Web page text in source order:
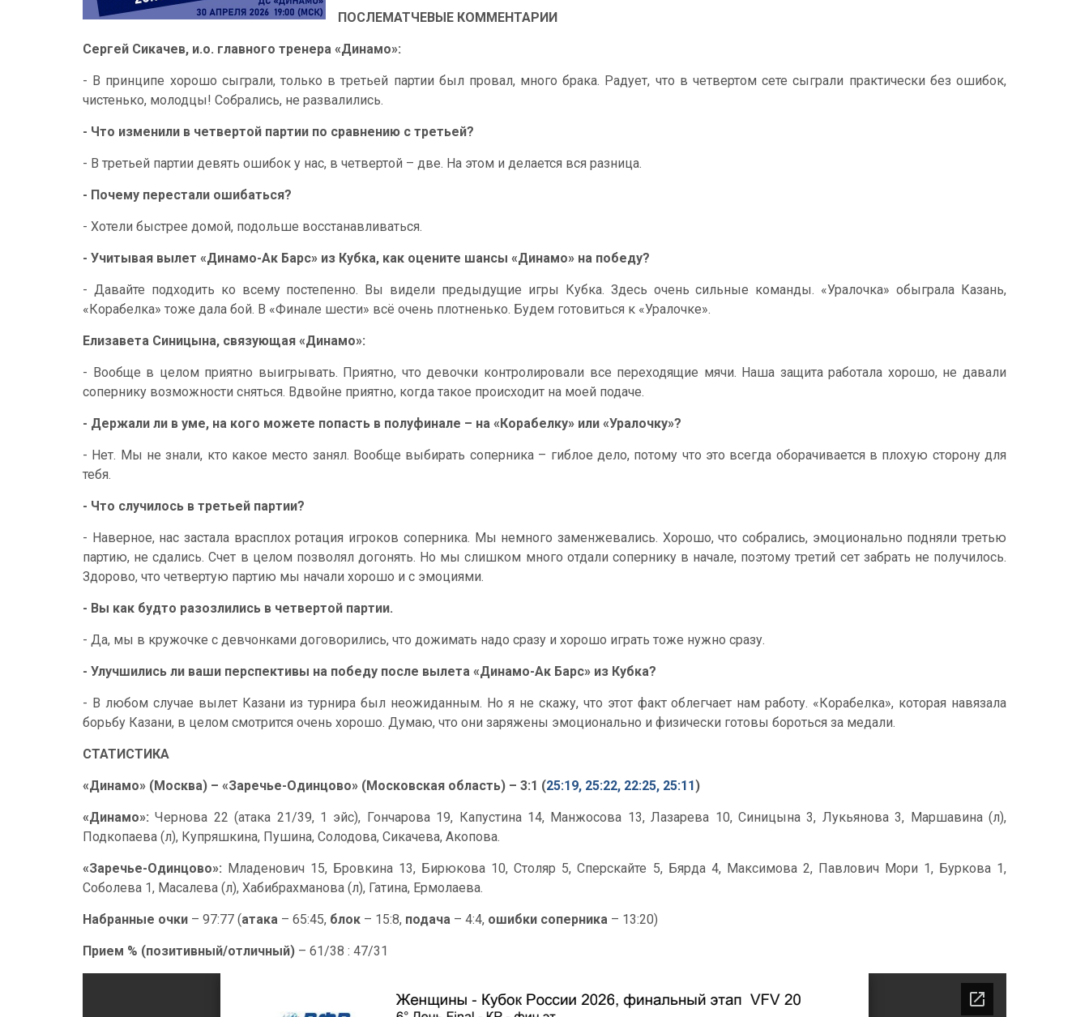
ПОСЛЕМАТЧЕВЫЕ КОММЕНТАРИИ
Сергей Сикачев, и.о. главного тренера «Динамо»:
- В принципе хорошо сыграли, только в третьей партии был провал, много брака. Радует, что в четвертом сете сыграли практически без ошибок,
чистенько, молодцы! Собрались, не развалились.
- Что изменили в четвертой партии по сравнению с третьей?
- В третьей партии девять ошибок у нас, в четвертой – две. На этом и делается вся разница.
- Почему перестали ошибаться?
- Хотели быстрее домой, подольше восстанавливаться.
- Учитывая вылет «Динамо-Ак Барс» из Кубка, как оцените шансы «Динамо» на победу?
- Давайте подходить ко всему постепенно. Вы видели предыдущие игры Кубка. Здесь очень сильные команды. «Уралочка» обыграла Казань,
«Корабелка» тоже дала бой. В «Финале шести» всё очень плотненько. Будем готовиться к «Уралочке».
Елизавета Синицына, связующая «Динамо»:
- Вообще в целом приятно выигрывать. Приятно, что девочки контролировали все переходящие мячи. Наша защита работала хорошо, не давали
сопернику возможности сняться. Вдвойне приятно, когда такое происходит на моей подаче.
- Держали ли в уме, на кого можете попасть в полуфинале – на «Корабелку» или «Уралочку»?
- Нет. Мы не знали, кто какое место занял. Вообще выбирать соперника – гиблое дело, потому что это всегда оборачивается в плохую сторону для
тебя.
- Что случилось в третьей партии?
- Наверное, нас застала врасплох ротация игроков соперника. Мы немного заменжевались. Хорошо, что собрались, эмоционально подняли третью
партию, не сдались. Счет в целом позволял догонять. Но мы слишком много отдали сопернику в начале, поэтому третий сет забрать не получилось.
Здорово, что четвертую партию мы начали хорошо и с эмоциями.
- Вы как будто разозлились в четвертой партии.
- Да, мы в кружочке с девчонками договорились, что дожимать надо сразу и хорошо играть тоже нужно сразу.
- Улучшились ли ваши перспективы на победу после вылета «Динамо-Ак Барс» из Кубка?
- В любом случае вылет Казани из турнира был неожиданным. Но я не скажу, что этот факт облегчает нам работу. «Корабелка», которая навязала
борьбу Казани, в целом смотрится очень хорошо. Думаю, что они заряжены эмоционально и физически готовы бороться за медали.
СТАТИСТИКА
«Динамо» (Москва) – «Заречье-Одинцово» (Московская область) – 3:1 (25:19, 25:22, 22:25, 25:11)
«Динамо»: Чернова 22 (атака 21/39, 1 эйс), Гончарова 19, Капустина 14, Манжосова 13, Лазарева 10, Синицына 3, Лукьянова 3, Маршавина (л),
Подкопаева (л), Купряшкина, Пушина, Солодова, Сикачева, Акопова.
«Заречье-Одинцово»: Младенович 15, Бровкина 13, Бирюкова 10, Столяр 5, Сперскайте 5, Бярда 4, Максимова 2, Павлович Мори 1, Буркова 1,
Соболева 1, Масалева (л), Хабибрахманова (л), Гатина, Ермолаева.
Набранные очки – 97:77 (атака – 65:45, блок – 15:8, подача – 4:4, ошибки соперника – 13:20)
Прием % (позитивный/отличный) – 61/38 : 47/31